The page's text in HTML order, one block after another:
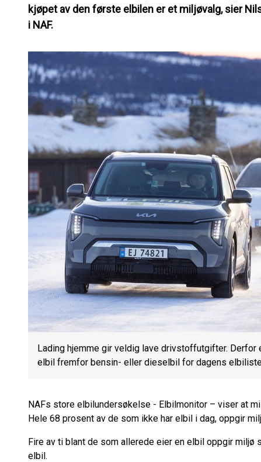
kjøpet av den første elbilen er et miljøvalg, sier
i NAF.
Lading hjemme gir veldig lave drivstoffutgifter.
elbil fremfor bensin- eller dieselbil for dagens
NAFs store elbilundersøkelse - Elbilmonitor – viser at
Hele 68 prosent av de som ikke har elbil i dag, oppgir
Fire av ti blant de som allerede eier en elbil oppgir
elbil.